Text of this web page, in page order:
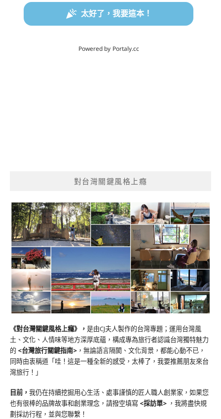
對台灣關鍵風格上癮
《對台灣關鍵風格上癮》 ， 是由CJ夫人製作的台灣專題；運用台灣風
土、文化、人情味等地方深厚底蘊，構成專為旅行者認識台灣獨特魅力
的 <台灣旅行關鍵指南> ，無論語言隔閡、文化背景，都能心動不已，
同時由衷稱道「哇！這是一種全新的感受，太棒了，我要推薦朋友來台
灣旅行！」
目前， 我仍在持續挖掘用心生活、處事謹慎的匠人職人創業家，如果您
也有很棒的品牌故事和創業理念，請撥空填寫 <採訪單> ，我將盡快規
劃採訪行程，並與您聯繫！